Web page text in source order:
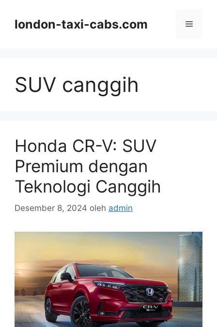
london-taxi-cabs.com Menu
SUV canggih
Honda CR-V: SUV
Premium dengan
Teknologi Canggih
Desember 8, 2024 oleh admin